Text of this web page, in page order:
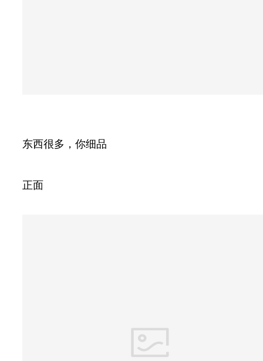
东西很多，你细品
正面